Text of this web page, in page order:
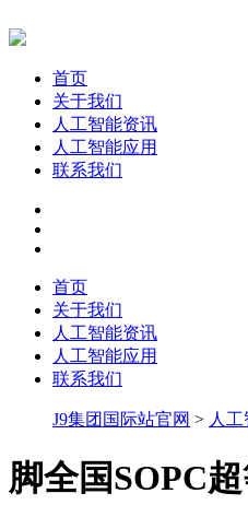
首页
关于我们
人工智能资讯
人工智能应用
联系我们
首页
关于我们
人工智能资讯
人工智能应用
联系我们
J9集团国际站官网 > 人
脚全国SOPC